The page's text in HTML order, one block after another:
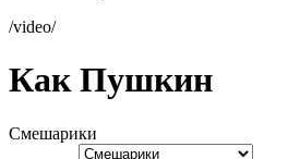
/video/
Как Пушкин
Смешарики